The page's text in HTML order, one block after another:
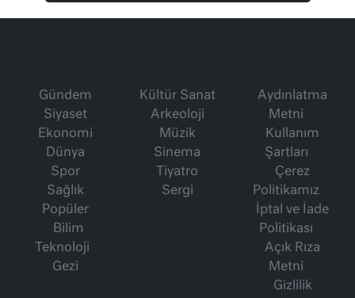
Gündem
Siyaset
Ekonomi
Dünya
Spor
Sağlık
Popüler
Bilim
Teknoloji
Gezi
Kültür Sanat
Arkeoloji
Müzik
Sinema
Tiyatro
Sergi
Aydınlatma
Metni
Kullanım
Şartları
Çerez
Politikamız
İptal ve İade
Politikası
Açık Rıza
Metni
Gizlilik